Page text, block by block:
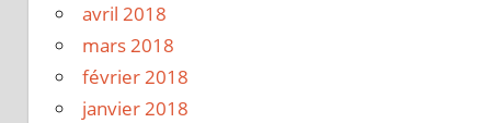
avril 2018
mars 2018
février 2018
janvier 2018